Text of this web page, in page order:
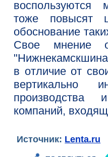
воспользуются
тоже повысят
обоснование
Свое мнение
в отличие от
вертикально
компаний,
Источник: Lenta.ru